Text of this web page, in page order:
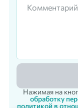
Нажимая на
обработку
политикой в